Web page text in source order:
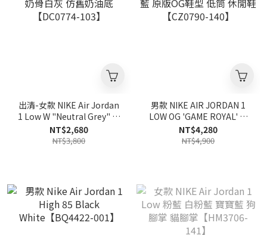
出清-女款 NIKE Air Jordan
1 Low W "Neutral Grey" 椰
奶骨白灰 仿舊奶油底
【DC0774-103】
NT$2,680
NT$3,800
男款 NIKE AIR JORDAN 1
LOW OG 'GAME ROYAL' 皇
家藍 原版OG鞋型 低筒 休閒
鞋【CZ0790-140】
NT$4,280
NT$4,900